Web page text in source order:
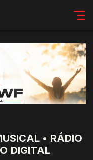
• RÁDIO
DIGITAL